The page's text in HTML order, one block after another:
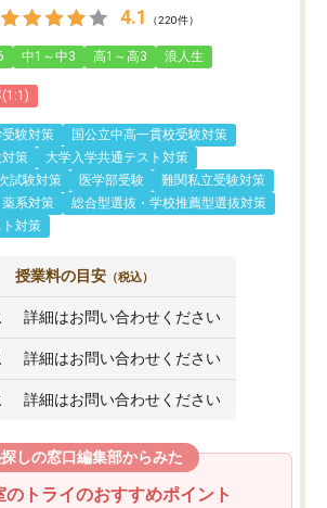
4.1 （220件）
中1～中3 高1～高3 浪人生
験対策
国公立中高一貫校受験対策
策
大学入学共通テスト対策
試験対策
医学部受験
難関私立受験対策
薬系対策
総合型選抜・学校推薦型選抜対策
対策
授業料の目安 （税込）
詳細はお問い合わせください
詳細はお問い合わせください
詳細はお問い合わせください
しの窓口編集部からみた
のトライのおすすめポイント